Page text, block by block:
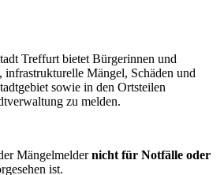
Treffurt bietet Bürgerinnen und
Mängel, Schäden und
sowie in den Ortsteilen
zu melden.
Mängelmeldernicht für Notfälle oder
ist.